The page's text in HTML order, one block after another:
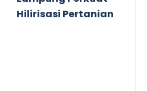
Hilirisasi Pertanian